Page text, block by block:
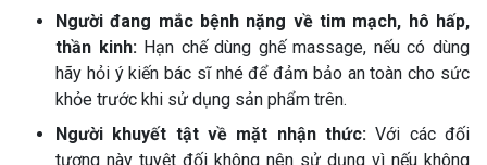
Người đang mắc bệnh nặng về tim mạch, hô hấp,
thần kinh:Hạn chế dùng ghế massage, nếu có dùng
hãy hỏi ý kiến bác sĩ nhé để đảm bảo an toàn cho sức
khỏe trước khi sử dụng sản phẩm trên.
Người khuyết tật về mặt nhận thức: Với các đối
tượng này tuyệt đối không nên sử dụng vì nếu không